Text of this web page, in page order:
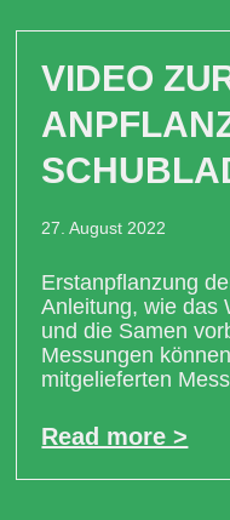
VIDEO
27. August 2022
Erstanpflanzung
Anleitung, wie das
und die Samen
Messungen
mitgelieferten
Read more >